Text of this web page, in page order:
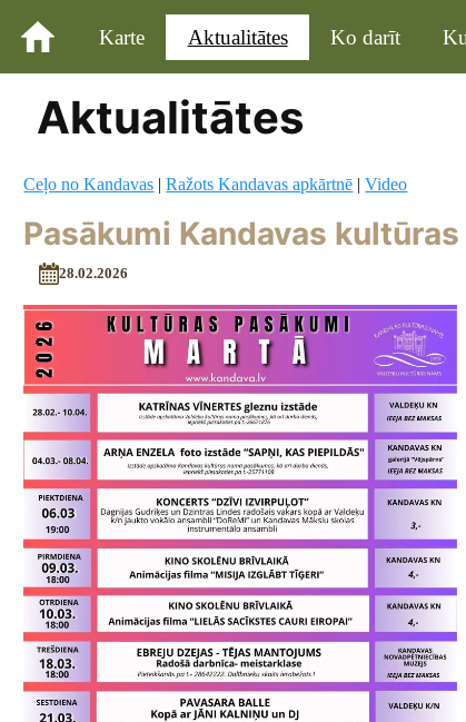
Karte Aktualitātes Ko darīt
Aktualitātes
Ceļo no Kandavas |Ražots Kandavas apkārtnē |Video
Pasākumi Kandavas
28.02.2026